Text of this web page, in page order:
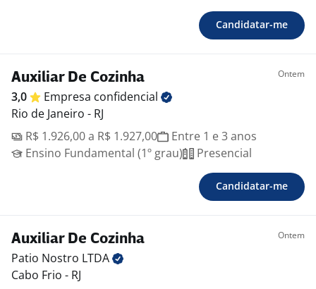
Candidatar-me
Auxiliar De Cozinha Ontem
3,0 Empresa confidencial
Rio de Janeiro - RJ
R$ 1.926,00 a R$ 1.927,00
Entre 1 e 3 anos
Ensino Fundamental (1º grau)
Presencial
Candidatar-me
Auxiliar De Cozinha Ontem
Patio Nostro LTDA
Cabo Frio - RJ